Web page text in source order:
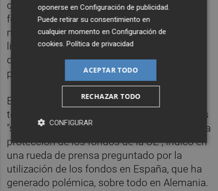
de gasto corriente no son elegibles para
fondos de ese mecanismo, los Estados
miembros pueden usar temporalmente la
liquidez que proporcionan los desembolsos
del mismo para cubrir otros gastos
presupuestarios.
Este tipo de operaciones de gestión de
tesorería por parte de los Estados miembros
"son temporales y no tienen impacto sobre la
protección de los fondos de la UE", indicó en
una rueda de prensa preguntado por la
utilización de los fondos en España, que ha
generado polémica, sobre todo en Alemania.
oponerse enConfiguración de publicidad
Puede retirar su consentimiento en
cualquier momento enConfiguración de
cookies .Política de privacidad
ACEPTAR TODO
RECHAZAR TODO
CONFIGURAR